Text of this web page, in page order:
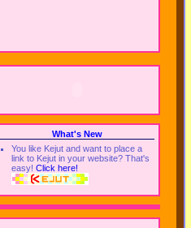
What's New
You like Kejut and want to place a
link to Kejut in your website? That's
easy! Click here!